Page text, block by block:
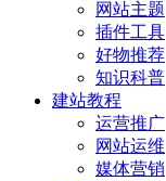
网站主题
插件工具
好物推荐
知识科普
建站教程
运营推广
网站运维
媒体营销